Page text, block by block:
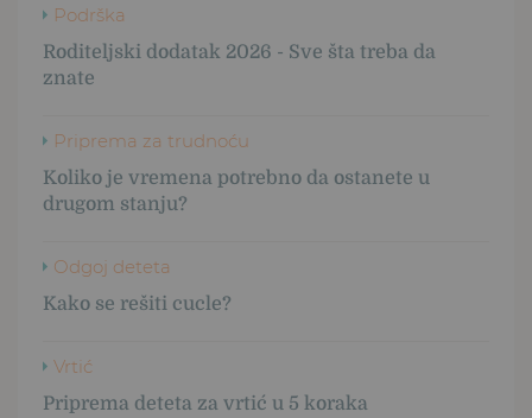
Podrška
Roditeljski dodatak 2026 - Sve šta treba da
znate
Priprema za trudnoću
Koliko je vremena potrebno da ostanete u
drugom stanju?
Odgoj deteta
Kako se rešiti cucle?
Vrtić
Priprema deteta za vrtić u 5 koraka